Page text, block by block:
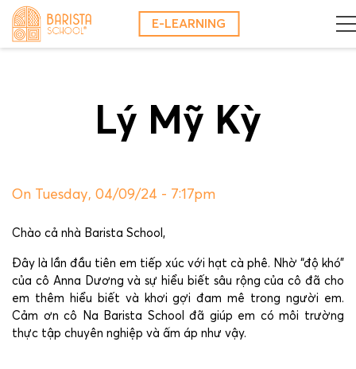
Skip
content
E-LEARNING
Lý Mỹ Kỳ
On Tuesday, 04/09/24 - 7:17pm
Chào cả nhà Barista School,
Đây là lần đầu tiên em tiếp xúc với hạt cà phê. Nhờ “độ khó”
của cô Anna Dương và sự hiểu biết sâu rộng của cô đã cho
em thêm hiểu biết và khơi gợi đam mê trong người em.
Cảm ơn cô Na Barista School đã giúp em có môi trường
thực tập chuyên nghiệp và ấm áp như vậy.